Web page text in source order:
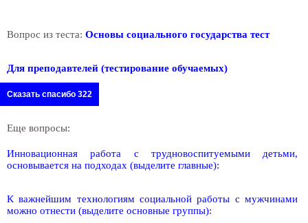
Вопрос из теста: Основы социального государства тест
Для преподавтелей (тестирование обучаемых)
Сказать спасибо 322
Еще вопросы:
Инновационная работа с трудновоспитуемыми детьми,
основывается на подходах (выделите главные):
К важнейшим технологиям социальной работы с мужчинами
можно отнести (выделите основные группы):